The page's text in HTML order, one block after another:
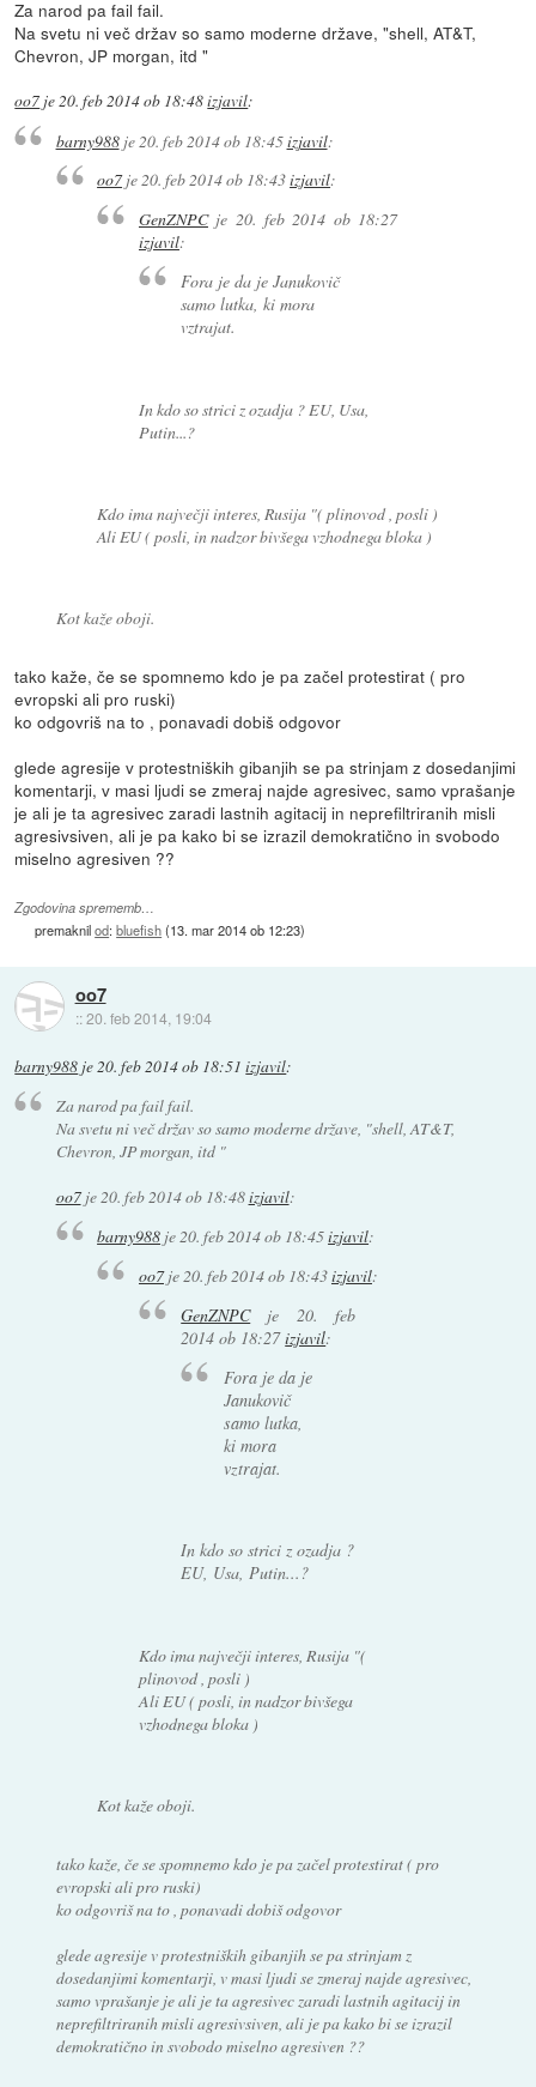
Za narod pa fail fail.
Na svetu ni več držav so samo moderne države, "shell, AT&T,
Chevron, JP morgan, itd "
oo7 je20. feb 2014 ob 18:48izjavil:
barny988je 20. feb 2014 ob 18:45izjavil:
oo7je20. feb 2014 ob 18:43izjavil:
GenZNPCje 20. feb 2014 ob 18:27
izjavil:
Fora je da je Janukovič
samo lutka, ki mora
vztrajat.
In kdo so strici z ozadja ? EU, Usa,
Putin...?
Kdo ima največji interes, Rusija "( plinovod , posli )
Ali EU ( posli, in nadzor bivšega vzhodnega bloka )
Kot kaže oboji.
tako kaže, če se spomnemo kdo je pa začel protestirat ( pro
evropski ali pro ruski)
ko odgovriš na to , ponavadi dobiš odgovor
glede agresije v protestniških gibanjih se pa strinjam z dosedanjimi
komentarji, v masi ljudi se zmeraj najde agresivec, samo vprašanje
je ali je ta agresivec zaradi lastnih agitacij in neprefiltriranih misli
agresivsiven, ali je pa kako bi se izrazil demokratično in svobodo
miselno agresiven ??
Zgodovina sprememb…
premaknilod:bluefish(13. mar 2014 ob 12:23)
oo7
::20. feb 2014, 19:04
barny988 je20. feb 2014 ob 18:51 izjavil:
Za narod pa fail fail.
Na svetu ni več držav so samo moderne države, "shell, AT&T,
Chevron, JP morgan, itd "
oo7je20. feb 2014 ob 18:48izjavil:
barny988 je20. feb 2014 ob 18:45izjavil:
oo7je20. feb 2014 ob 18:43izjavil:
GenZNPCje 20. feb
2014 ob 18:27 izjavil:
Fora je da je
Janukovič
samo lutka,
ki mora
vztrajat.
In kdo so strici z ozadja ?
EU, Usa, Putin...?
Kdo ima največji interes, Rusija "(
plinovod , posli )
Ali EU ( posli, in nadzor bivšega
vzhodnega bloka )
Kot kaže oboji.
tako kaže, če se spomnemo kdo je pa začel protestirat ( pro
evropski ali pro ruski)
ko odgovriš na to , ponavadi dobiš odgovor
glede agresije v protestniških gibanjih se pa strinjam z
dosedanjimi komentarji, v masi ljudi se zmeraj najde agresivec,
samo vprašanje je ali je ta agresivec zaradi lastnih agitacij in
neprefiltriranih misli agresivsiven, ali je pa kako bi se izrazil
demokratično in svobodo miselno agresiven ??